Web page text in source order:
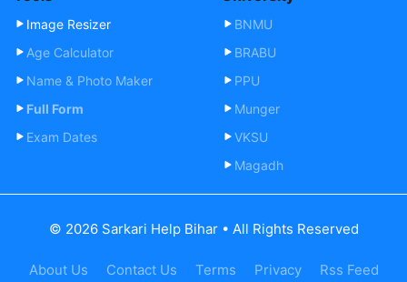
Image Resizer
Age Calculator
Name & Photo Maker
Full Form
Exam Dates
BNMU
BRABU
PPU
Munger
VKSU
Magadh
© 2026 Sarkari Help Bihar • All Rights Reserved
About Us Contact Us Terms Privacy Rss Feed